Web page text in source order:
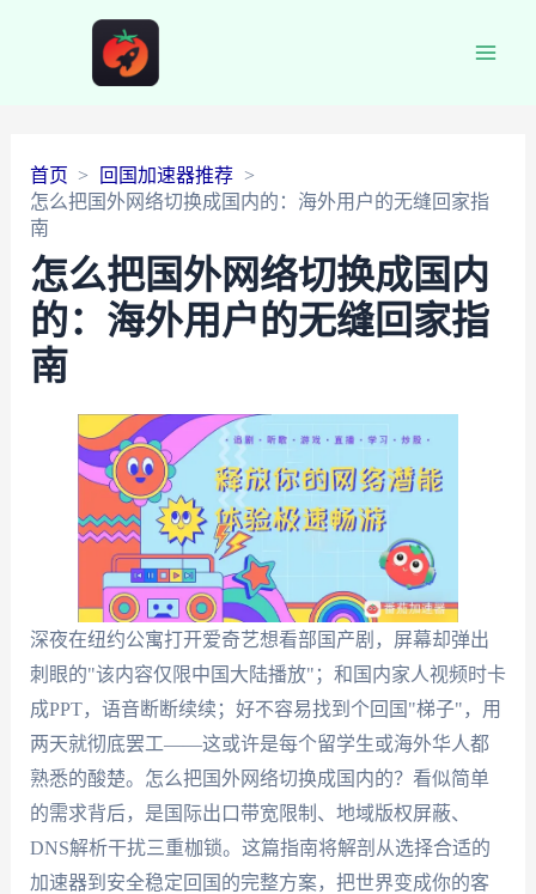
首页
回国加速器推荐
怎么把国外网络切换成国内的：海外用户的无缝回家指
南
怎么把国外网络切换成国内
的：海外用户的无缝回家指
南
深夜在纽约公寓打开爱奇艺想看部国产剧，屏幕却弹出
刺眼的"该内容仅限中国大陆播放"；和国内家人视频时卡
成PPT，语音断断续续；好不容易找到个回国"梯子"，用
两天就彻底罢工——这或许是每个留学生或海外华人都
熟悉的酸楚。怎么把国外网络切换成国内的？看似简单
的需求背后，是国际出口带宽限制、地域版权屏蔽、
DNS解析干扰三重枷锁。这篇指南将解剖从选择合适的
加速器到安全稳定回国的完整方案，把世界变成你的客